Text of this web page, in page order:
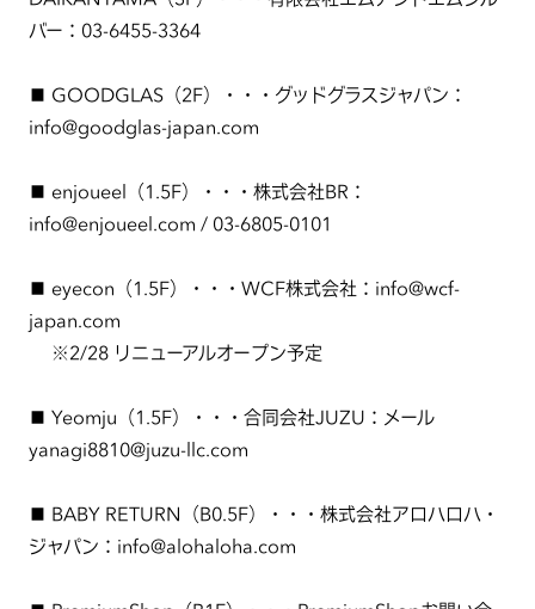
バー：03-6455-3364
■ GOODGLAS（2F）・・・グッドグラスジャパン：
info@goodglas-japan.com
■ enjoueel（1.5F）・・・株式会社BR：
info@enjoueel.com / 03-6805-0101
■ eyecon（1.5F）・・・WCF株式会社：info@wcf-
japan.com
※2/28 リニューアルオープン予定
■ Yeomju（1.5F）・・・合同会社JUZU：メール
yanagi8810@juzu-llc.com
■ BABY RETURN（B0.5F）・・・株式会社アロハロハ・
ジャパン：info@alohaloha.com